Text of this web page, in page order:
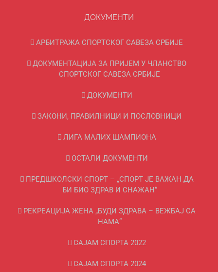
ДОКУМЕНТИ
АРБИТРАЖА СПОРТСКОГ САВЕЗА СРБИЈЕ
ДОКУМЕНТАЦИЈА ЗА ПРИЈЕМ У ЧЛАНСТВО
СПОРТСКОГ САВЕЗА СРБИЈЕ
ДОКУМЕНТИ
ЗАКОНИ, ПРАВИЛНИЦИ И ПОСЛОВНИЦИ
ЛИГА МАЛИХ ШАМПИОНА
ОСТАЛИ ДОКУМЕНТИ
ПРЕДШКОЛСКИ СПОРТ – „СПОРТ ЈЕ ВАЖАН ДА
БИ БИО ЗДРАВ И СНАЖАН“
РЕКРЕАЦИЈА ЖЕНА „БУДИ ЗДРАВА – ВЕЖБАЈ СА
НАМА“
САЈАМ СПОРТА 2022
САЈАМ СПОРТА 2024